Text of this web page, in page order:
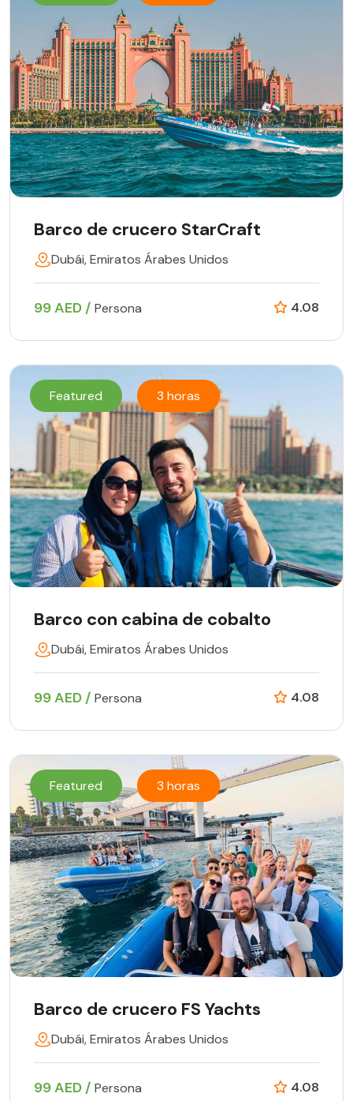
Barco de crucero StarCraft
Dubái, Emiratos Árabes Unidos
99 AED / Persona 4.08
Featured 3 horas
Barco con cabina de cobalto
Dubái, Emiratos Árabes Unidos
99 AED / Persona 4.08
Featured 3 horas
Barco de crucero FS Yachts
Dubái, Emiratos Árabes Unidos
99 AED / Persona 4.08